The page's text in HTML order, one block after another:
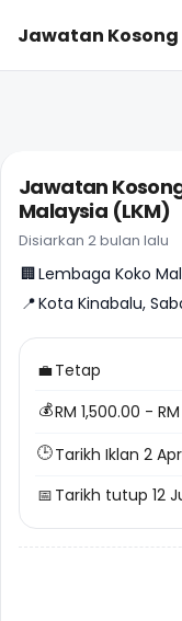
Jawatan Kosong
Jawatan
Malaysia (LKM)
Disiarkan 2 bulan lalu
🏢Lembaga Koko
📍Kota Kinabalu,
💼Tetap
💰RM 1,500.00 - RM
🕒Tarikh Iklan 2
📅 Tarikh tutup 12